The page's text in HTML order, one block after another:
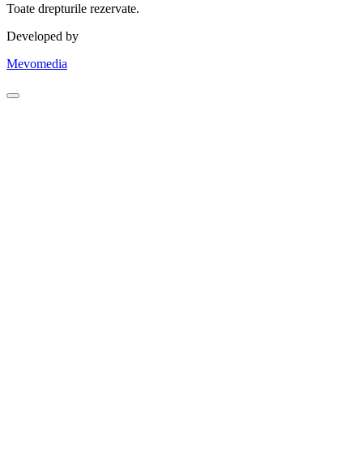
Toate drepturile rezervate.
Developed by
Mevomedia